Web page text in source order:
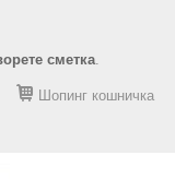
сметка.
Шопинг кошничка